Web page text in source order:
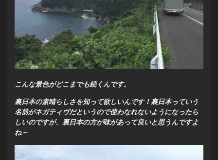
こんな景色がどこまでも続くんです。
裏日本の素晴らしさを知って欲しいんです！裏日本っていう
名前がネガティヴだというので使わなれないようになったら
しいのですが、裏日本の方が味があって良いと思うんですよ
ね～